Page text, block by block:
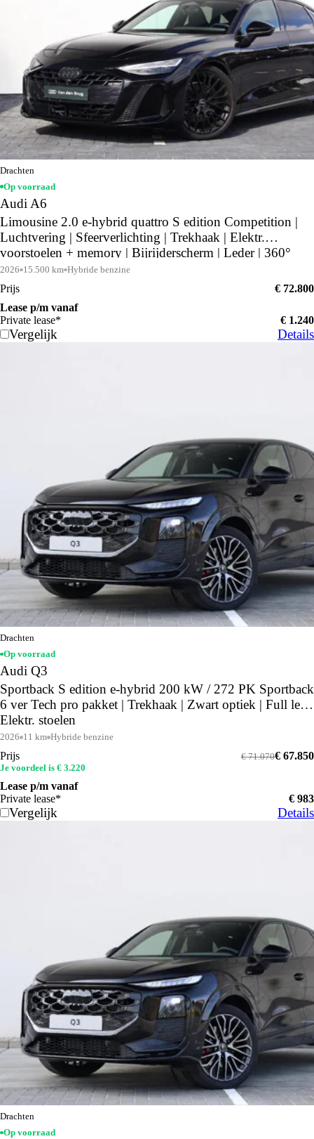
Drachten
Op voorraad
Audi A6
Limousine 2.0 e-hybrid quattro S edition Competition |
Luchtvering | Sfeerverlichting | Trekhaak | Elektr.
voorstoelen + memory | Bijrijderscherm | Leder | 360°
camera | Middernachtgroen |
2026 15.500 km Hybride benzine
Prijs
€ 72.800
Lease p/m vanaf
Private lease*
€ 1.240
Vergelijk Details
Drachten
Op voorraad
Audi Q3
Sportback S edition e-hybrid 200 kW / 272 PK Sportback
6 ver Tech pro pakket | Trekhaak | Zwart optiek | Full led |
Elektr. stoelen
2026 11 km Hybride benzine
Prijs € 67.850
€ 71.070
Je voordeel is € 3.220
Lease p/m vanaf
Private lease*
€ 983
Vergelijk Details
Drachten
Op voorraad